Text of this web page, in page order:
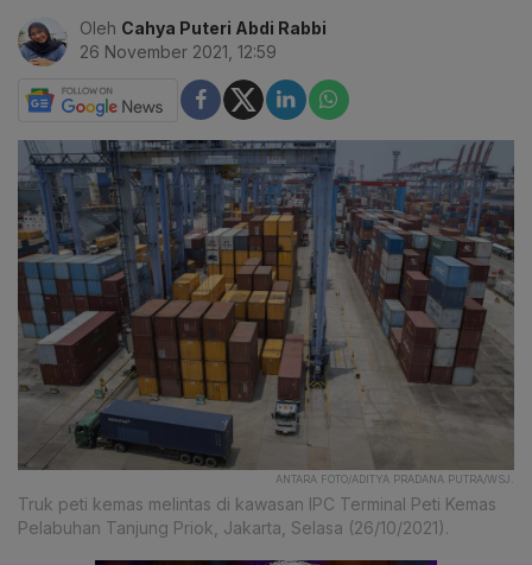
Oleh Cahya Puteri Abdi Rabbi
26 November 2021, 12:59
ANTARA FOTO/ADITYA PRADANA PUTRA/WSJ.
Truk peti kemas melintas di kawasan IPC Terminal Peti Kemas
Pelabuhan Tanjung Priok, Jakarta, Selasa (26/10/2021).